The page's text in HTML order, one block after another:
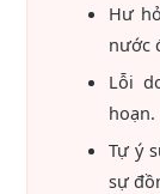
Hư
nước
Lỗi
hoạn.
Tự ý
sự